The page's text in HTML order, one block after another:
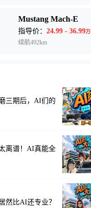
Mustang Mach-E
指导价： 24.99 - 36.99万
续航492km
三期后，AI们的
离谱！AI真能全
然比AI还专业？